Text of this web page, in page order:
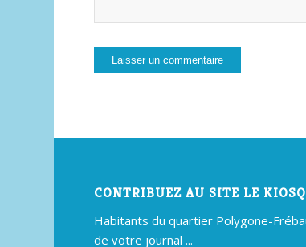
CONTRIBUEZ AU SITE LE
Habitants du quartier Polygone-
de votre journal ...